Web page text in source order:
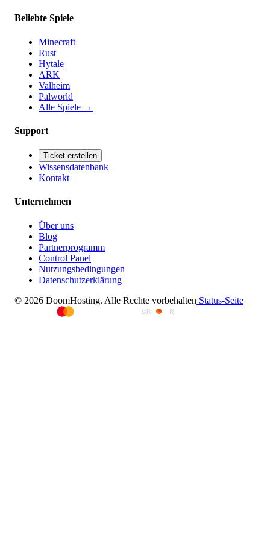
Beliebte Spiele
Minecraft
Rust
Hytale
ARK
Valheim
Palworld
Alle Spiele →
Support
Ticket erstellen
Wissensdatenbank
Kontakt
Unternehmen
Über uns
Blog
Partnerprogramm
Control Panel
Nutzungsbedingungen
Datenschutzerklärung
© 2026 DoomHosting. Alle Rechte vorbehalten Status-Seite